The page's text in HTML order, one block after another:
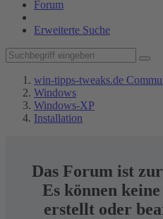
Forum
Erweiterte Suche
win-tipps-tweaks.de
Windows
Windows-XP
Installation
Das Forum ist
Es können
erstellt oder